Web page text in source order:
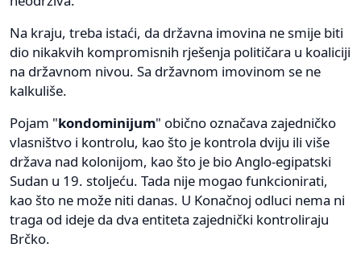
Na kraju, treba istaći, da državna imovina ne smije biti
dio nikakvih kompromisnih rješenja političara u koaliciji
na državnom nivou. Sa državnom imovinom se ne
kalkuliše.
Pojam "kondominijum" obično označava zajedničko
vlasništvo i kontrolu, kao što je kontrola dviju ili više
država nad kolonijom, kao što je bio Anglo-egipatski
Sudan u 19. stoljeću. Tada nije mogao funkcionirati,
kao što ne može niti danas. U Konačnoj odluci nema ni
traga od ideje da dva entiteta zajednički kontroliraju
Brčko.